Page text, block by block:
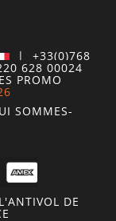
| +33(0)768
628 00024
PROMO
SOMMES-
DE